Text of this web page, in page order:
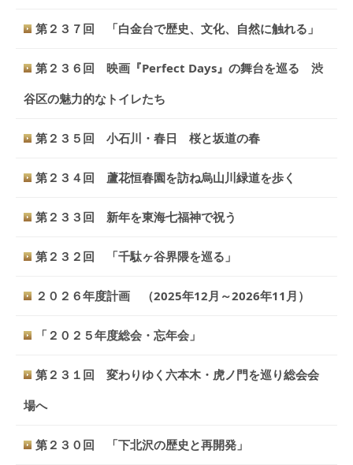
第２３７回 「白金台で歴史、文化、自然に触れる」
第２３６回 映画『Perfect Days』の舞台を巡る 渋
谷区の魅力的なトイレたち
第２３５回 小石川・春日 桜と坂道の春
第２３４回 蘆花恒春園を訪ね烏山川緑道を歩く
第２３３回 新年を東海七福神で祝う
第２３２回 「千駄ヶ谷界隈を巡る」
２０２６年度計画 （2025年12月～2026年11月）
「２０２５年度総会・忘年会」
第２３１回 変わりゆく六本木・虎ノ門を巡り総会会
場へ
第２３０回 「下北沢の歴史と再開発」